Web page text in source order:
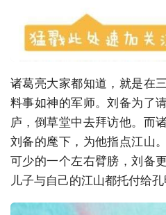
诸葛亮大家都知道，就是在
料事如神的军师。刘备为了
庐，倒草堂中去拜访他。而
刘备的麾下，为他指点江山
可少的一个左右臂膀，刘备
儿子与自己的江山都托付给孔